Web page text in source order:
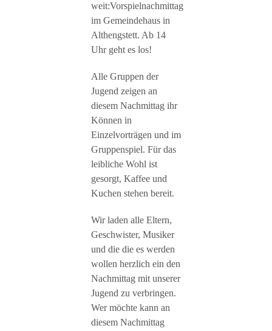
weit:Vorspielnachmittag
im Gemeindehaus in
Althengstett. Ab 14
Uhr geht es los!
Alle Gruppen der
Jugend zeigen an
diesem Nachmittag ihr
Können in
Einzelvorträgen und im
Gruppenspiel. Für das
leibliche Wohl ist
gesorgt, Kaffee und
Kuchen stehen bereit.
Wir laden alle Eltern,
Geschwister, Musiker
und die die es werden
wollen herzlich ein den
Nachmittag mit unserer
Jugend zu verbringen.
Wer möchte kann an
diesem Nachmittag